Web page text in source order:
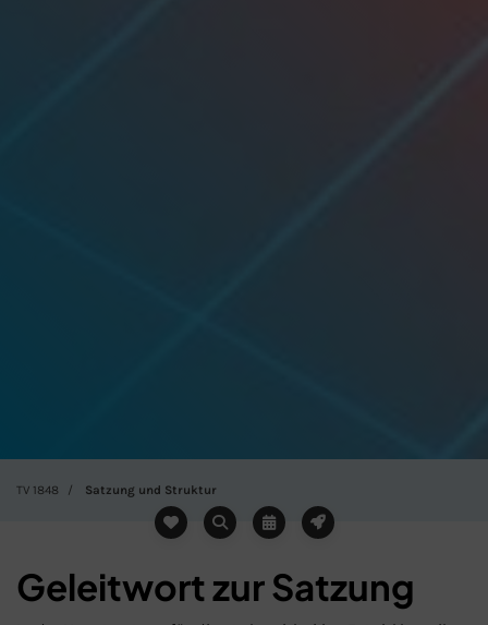
TV 1848 Satzung und Struktur
Geleitwort zur Satzung